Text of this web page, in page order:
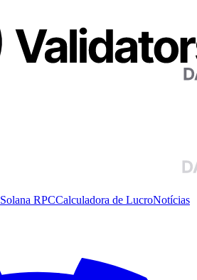
Solana RPCCalculadora de LucroNotícias